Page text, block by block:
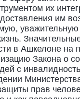
их
им
уважительную
в Ашкелоне на
Закона о
с
прав